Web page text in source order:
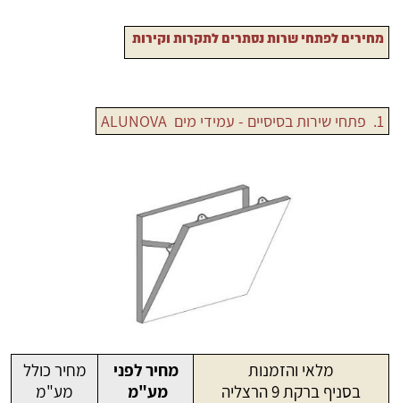
מחירים לפתחי שרותנסתרים לתקרות וקירות
1. פתחי שירות בסיסיים - עמידי מים ALUNOVA
מלאי והזמנות
בסניף ברקת 9 הרצליה
מחיר לפני
מע"מ
מחיר כולל
מע"מ